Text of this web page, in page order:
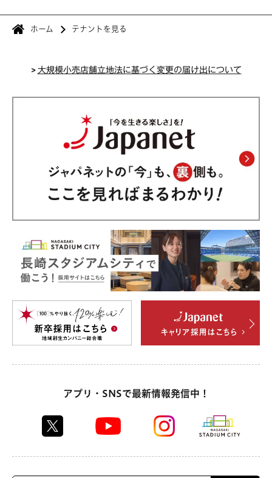
ホーム テナントを見る
>大規模小売店舗立地法に基づく変更の届け出について
アプリ・SNSで最新情報発信中！